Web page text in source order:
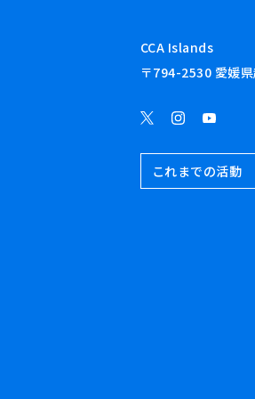
CCA Islands
〒794-2530 愛媛
これまでの活動